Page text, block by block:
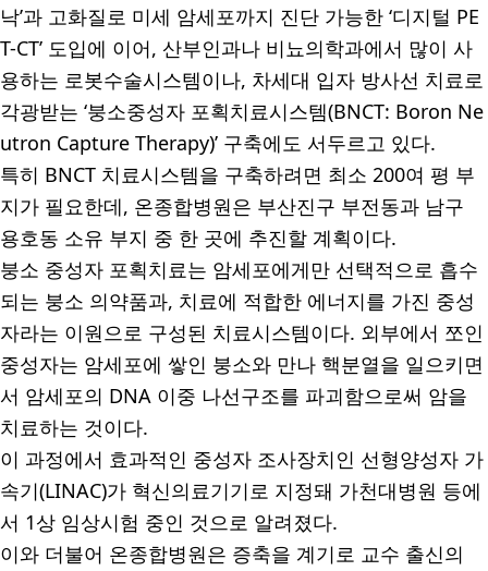
낙’과 고화질로 미세 암세포까지 진단 가능한 ‘디지털 PE
T-CT’ 도입에 이어, 산부인과나 비뇨의학과에서 많이 사
용하는 로봇수술시스템이나, 차세대 입자 방사선 치료로
각광받는 ‘붕소중성자 포획치료시스템(BNCT: Boron Ne
utron Capture Therapy)’ 구축에도 서두르고 있다.
특히 BNCT 치료시스템을 구축하려면 최소 200여 평 부
지가 필요한데, 온종합병원은 부산진구 부전동과 남구
용호동 소유 부지 중 한 곳에 추진할 계획이다.
붕소 중성자 포획치료는 암세포에게만 선택적으로 흡수
되는 붕소 의약품과, 치료에 적합한 에너지를 가진 중성
자라는 이원으로 구성된 치료시스템이다. 외부에서 쪼인
중성자는 암세포에 쌓인 붕소와 만나 핵분열을 일으키면
서 암세포의 DNA 이중 나선구조를 파괴함으로써 암을
치료하는 것이다.
이 과정에서 효과적인 중성자 조사장치인 선형양성자 가
속기(LINAC)가 혁신의료기기로 지정돼 가천대병원 등에
서 1상 임상시험 중인 것으로 알려졌다.
이와 더불어 온종합병원은 증축을 계기로 교수 출신의